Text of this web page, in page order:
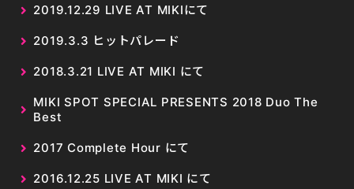
2019.12.29 LIVE AT MIKIにて
2019.3.3 ヒットパレード
2018.3.21 LIVE AT MIKI にて
MIKI SPOT SPECIAL PRESENTS 2018 Duo The
Best
2017 Complete Hour にて
2016.12.25 LIVE AT MIKI にて